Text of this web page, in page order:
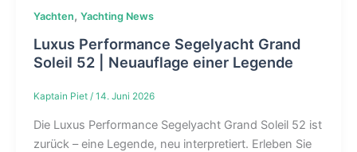
Yachten, Yachting News
Luxus Performance Segelyacht Grand
Soleil 52 | Neuauflage einer Legende
Kaptain Piet / 14. Juni 2026
Die Luxus Performance Segelyacht Grand Soleil 52 ist
zurück – eine Legende, neu interpretiert. Erleben Sie